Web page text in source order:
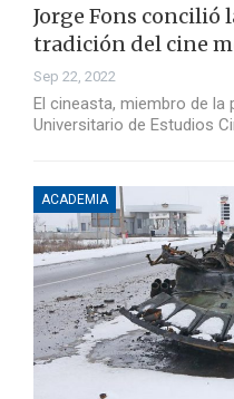
Jorge Fons concilió
tradición del cine
Sep 22, 2022
El cineasta, miembro de la
Universitario de Estudios
ACADEMIA